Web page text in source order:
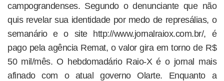
campograndenses. Segundo o denunciante que não
quis revelar sua identidade por medo de represálias, o
semanário e o site http://www.jornalraiox.com.br/, é
pago pela agência Remat, o valor gira em torno de R$
50 mil/mês. O hebdomadário Raio-X é o jornal mais
afinado com o atual governo Olarte. Enquanto a